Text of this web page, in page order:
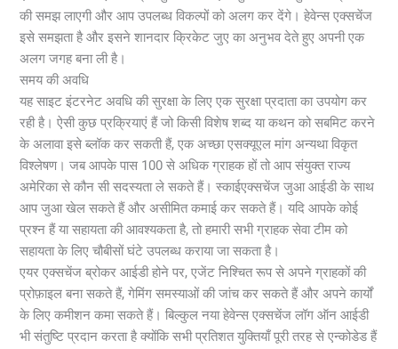
की समझ लाएगी और आप उपलब्ध विकल्पों को अलग कर देंगे। हेवेन्स एक्सचेंज
इसे समझता है और इसने शानदार क्रिकेट जुए का अनुभव देते हुए अपनी एक
अलग जगह बना ली है।
समय की अवधि
यह साइट इंटरनेट अवधि की सुरक्षा के लिए एक सुरक्षा प्रदाता का उपयोग कर
रही है। ऐसी कुछ प्रक्रियाएं हैं जो किसी विशेष शब्द या कथन को सबमिट करने
के अलावा इसे ब्लॉक कर सकती हैं, एक अच्छा एसक्यूएल मांग अन्यथा विकृत
विश्लेषण। जब आपके पास 100 से अधिक ग्राहक हों तो आप संयुक्त राज्य
अमेरिका से कौन सी सदस्यता ले सकते हैं। स्काईएक्सचेंज जुआ आईडी के साथ
आप जुआ खेल सकते हैं और असीमित कमाई कर सकते हैं। यदि आपके कोई
प्रश्न हैं या सहायता की आवश्यकता है, तो हमारी सभी ग्राहक सेवा टीम को
सहायता के लिए चौबीसों घंटे उपलब्ध कराया जा सकता है।
एयर एक्सचेंज ब्रोकर आईडी होने पर, एजेंट निश्चित रूप से अपने ग्राहकों की
प्रोफ़ाइल बना सकते हैं, गेमिंग समस्याओं की जांच कर सकते हैं और अपने कार्यों
के लिए कमीशन कमा सकते हैं। बिल्कुल नया हेवेन्स एक्सचेंज लॉग ऑन आईडी
भी संतुष्टि प्रदान करता है क्योंकि सभी प्रतिशत युक्तियाँ पूरी तरह से एन्कोडेड हैं